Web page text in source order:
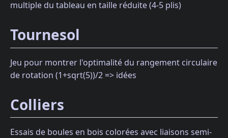
multiple du tableau en taille réduite (4-5 plis)
Tournesol
Jeu pour montrer l'optimalité du rangement circulaire
de rotation (1+sqrt(5))/2 => idées
Colliers
Essais de boules en bois colorées avec liaisons semi-